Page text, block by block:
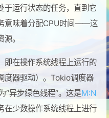
于运行状态的任务，直到它
意味着分配CPU时间——这
。
即在操作系统线程上运行的
度器驱动）。Tokio调度器
异步绿色线程“。这是M:N
在少数操作系统线程上进行